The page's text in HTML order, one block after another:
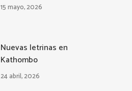
15 mayo, 2026
Nuevas letrinas en
Kathombo
24 abril, 2026